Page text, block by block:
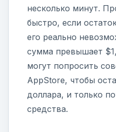
несколько минут.
быстро, если
его реально
сумма превышает
могут попросить
AppStore, чтобы
доллара, и только
средства.